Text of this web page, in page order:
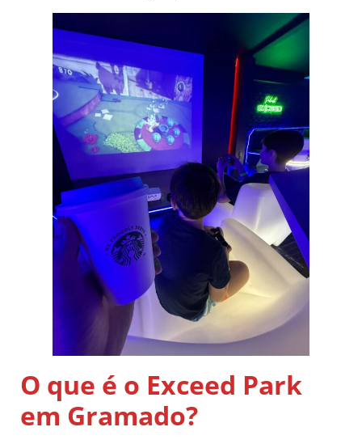
O que é o Exceed Park
em Gramado?